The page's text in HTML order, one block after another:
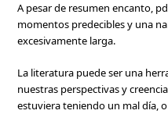
A pesar de resumen encanto,
momentos predecibles y una
excesivamente larga.
La literatura puede ser una
nuestras perspectivas y
estuviera teniendo un mal día,